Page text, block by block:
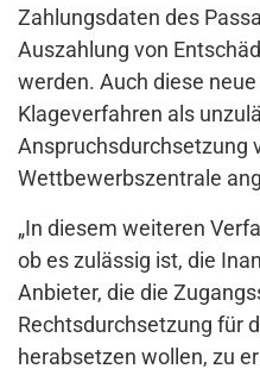
Zahlungsdaten des
Auszahlung von
werden. Auch diese
Klageverfahren als
Anspruchsdurchsetzung
Wettbewerbszentrale
„In diesem weiteren
ob es zulässig ist, die
Anbieter, die die
Rechtsdurchsetzung für
herabsetzen wollen, zu